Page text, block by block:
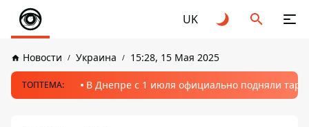
UK
Новости Украина 15:28, 15 Мая 2025
ТОПТЕМА: В Днепре с 1 июля официально подняли